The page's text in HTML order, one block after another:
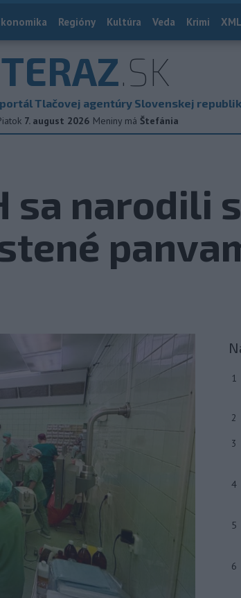
Regióny Kultúra Veda Krimi
TERAZ.SK
Tlačovej agentúry Slovenskej
7. august 2026 Meniny má Štefánia
sa narodili
1
2
3
4
5
6